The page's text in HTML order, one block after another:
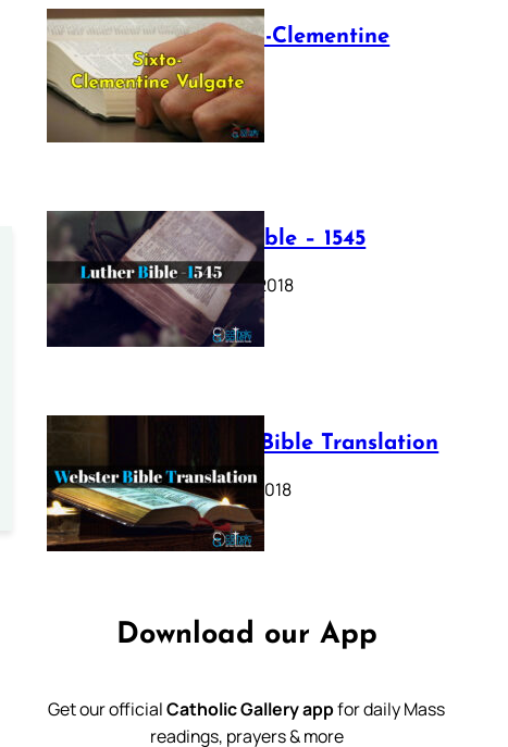
The Sixto-Clementine
Vulgate
July 12, 2025
Luther Bible – 1545
October 17, 2018
Webster Bible Translation
October 11, 2018
Download our App
Get our officialCatholic Gallery appfor daily Mass
readings, prayers & more